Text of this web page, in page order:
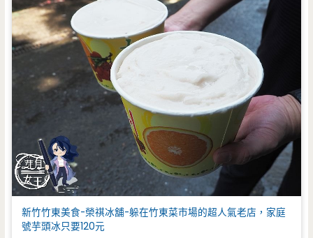
新竹竹東美食-榮祺冰舖-躲在竹東菜市場的超人氣老店，家庭
號芋頭冰只要120元